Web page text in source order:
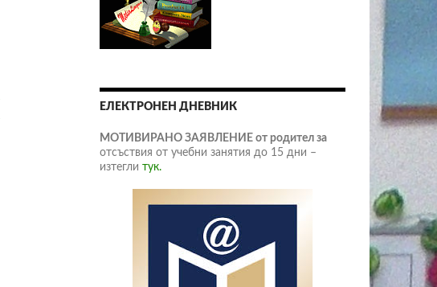
ЕЛЕКТРОНЕН ДНЕВНИК
МОТИВИРАНО ЗАЯВЛЕНИЕ от родител за
отсъствия от учебни занятия до 15 дни –
изтегли тук.